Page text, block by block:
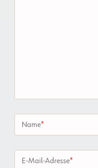
Name*
E-Mail-Adresse*